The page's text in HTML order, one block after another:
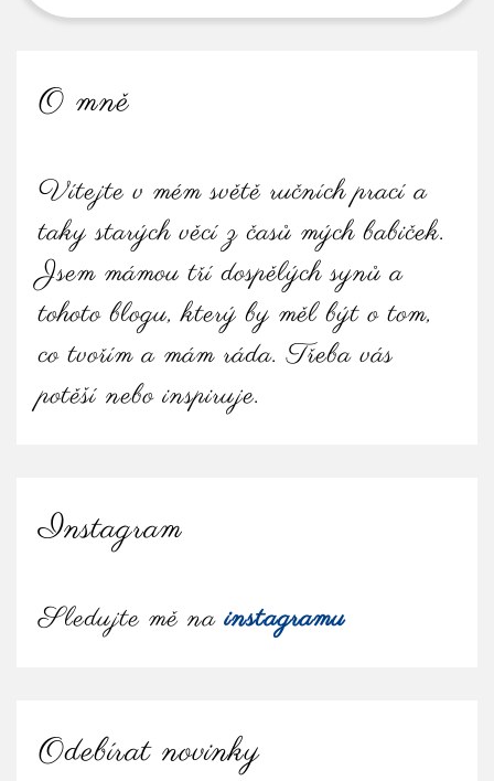
O mně
Vítejte v mém světě ručních prací a
taky starých věcí z časů mých babiček.
Jsem mámou tří dospělých synů a
tohoto blogu, který by měl být o tom,
co tvořím a mám ráda. Třeba vás
potěší nebo inspiruje.
Instagram
Sledujte mě nainstagramu
Odebírat novinky